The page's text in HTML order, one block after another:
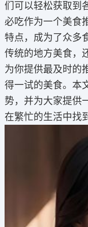
们可以轻松获取到
必吃作为一个美食
特点，成为了众多
传统的地方美食，
为你提供最及时的
得一试的美食。本
势，并为大家提供
在繁忙的生活中找